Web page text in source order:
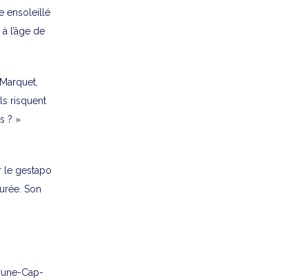
ensoleillé
l’âge de
risquent
? »
le gestapo
Son
Cap-